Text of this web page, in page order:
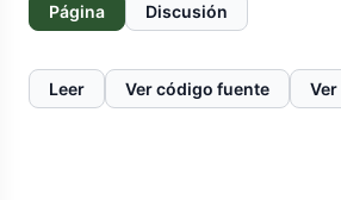
Página Discusión
Leer Ver código fuente